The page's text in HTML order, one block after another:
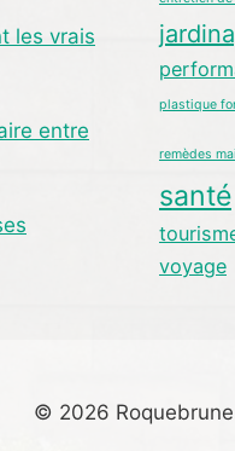
les vrais
entre
plastique
remèdes
santé
voyage
© 2026